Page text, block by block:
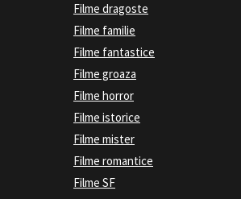
Filme dragoste
Filme familie
Filme fantastice
Filme groaza
Filme horror
Filme istorice
Filme mister
Filme romantice
Filme SF